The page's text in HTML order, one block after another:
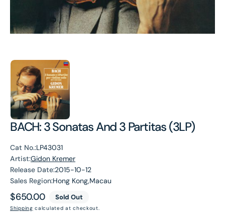
BACH: 3 Sonatas And 3 Partitas (3LP)
Cat No.:LP43031
Artist:Gidon Kremer
Release Date:2015-10-12
Sales Region:Hong Kong,Macau
Regular
price
$650.00 Sold Out
Shipping calculated at checkout.